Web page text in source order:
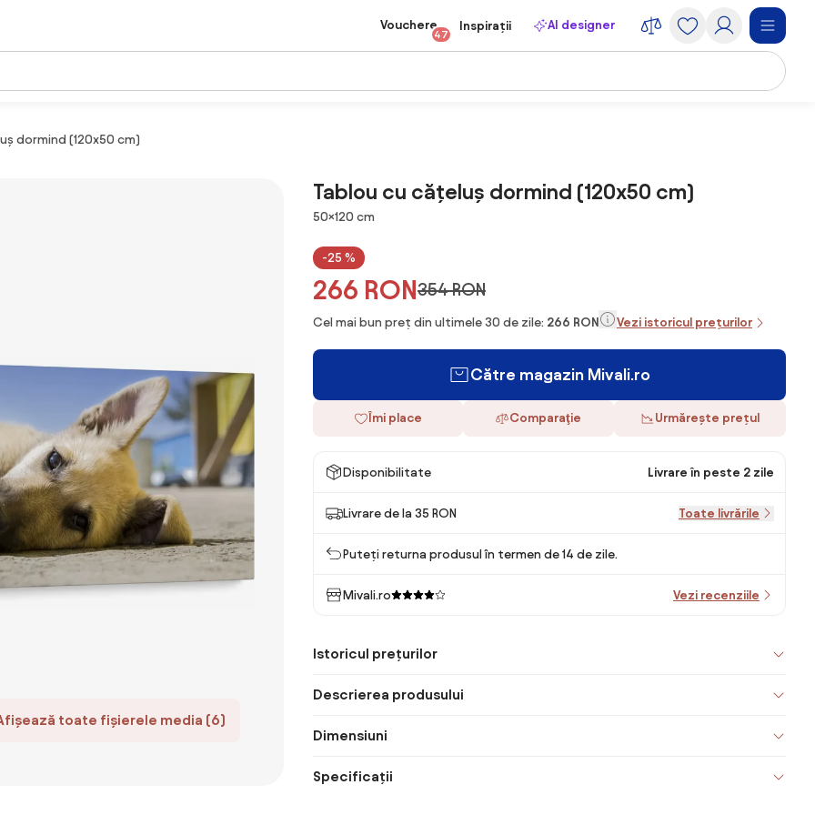
Vouchere
47
Inspirații AI designer
dormind (120x50 cm)
toate fișierele media (6)
Tablou cu cățeluș dormind (120x50 cm)
Dimensiuni
50×120 cm
-25 %
266 RON354 RON
Cel mai bun preț din ultimele 30 de zile: 266 RON Vezi istoricul prețurilor
Către magazin Mivali.ro
Îmi place Comparaţie Urmărește prețul
Disponibilitate Livrare în peste 2 zile
Livrare de la 35 RON Toate livrările
Puteți returna produsul în termen de 14 de zile.
Mivali.ro Vezi recenziile
Istoricul prețurilor
Descrierea produsului
Dimensiuni
Specificații